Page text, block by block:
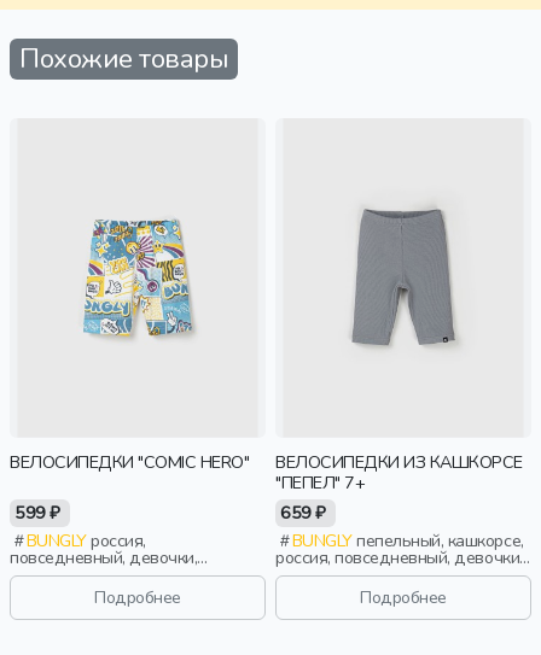
Похожие товары
ВЕЛОСИПЕДКИ "COMIC HERO"
599 ₽
BUNGLYроссия,
повседневный, девочки,
малыши, дошкольники, дети
Подробнее
ВЕЛОСИПЕДКИ ИЗ КАШКОРСЕ
"ПЕПЕЛ" 7+
659 ₽
BUNGLYпепельный, кашкорсе,
россия, повседневный, девочки,
школьники, подростки, дети
Подробнее